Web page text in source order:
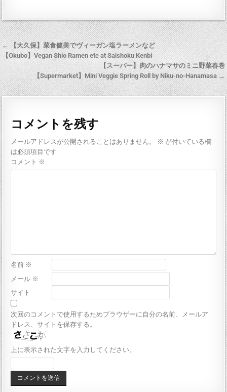
← 【大久保】菜食健美でヴィーガン塩ラーメンなど
【Okubo】Vegan Shio Ramen etc at Saishoku Kenbi
【スーパー】肉のハナマサのミニ野菜春巻
【Supermarket】Mini Veggie Spring Roll by Niku-no-Hanamasa →
コメントを残す
メールアドレスが公開されることはありません。 ※ が付いている欄
は必須項目です
コメント ※
名前 ※
メール ※
サイト
次回のコメントで使用するためブラウザーに自分の名前、メールア
ドレス、サイトを保存する。
上に表示された文字を入力してください。